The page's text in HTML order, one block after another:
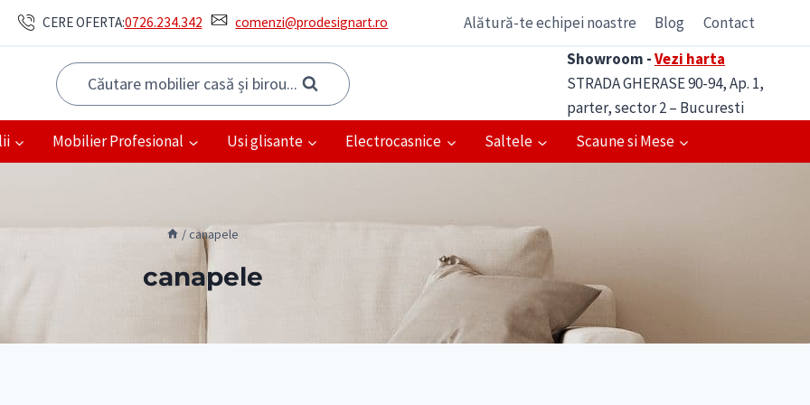
CERE OFERTA:0726.234.342 comenzi@prodesignart.ro Alătură-te echipei noastre Blog Contact
Căutare mobilier casă și birou...
Showroom -Vezi harta
STRADA GHERASE 90-94, Ap. 1,
parter, sector 2 – Bucuresti
Mobilier Profesional Usi glisante Electrocasnice Saltele Scaune si Mese
/canapele
canapele